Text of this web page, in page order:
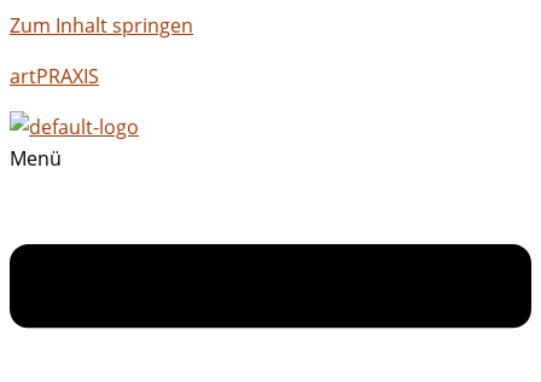
Zum Inhalt springen
artPRAXIS
Menü